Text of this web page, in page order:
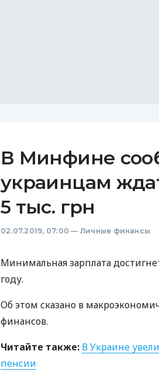
В Минфине
украинцам
5 тыс. грн
02.07.2019, 07:00 — Личные финансы
Минимальная зарплата
году.
Об этом сказано в
финансов.
Читайте также: В Украине
пенсии